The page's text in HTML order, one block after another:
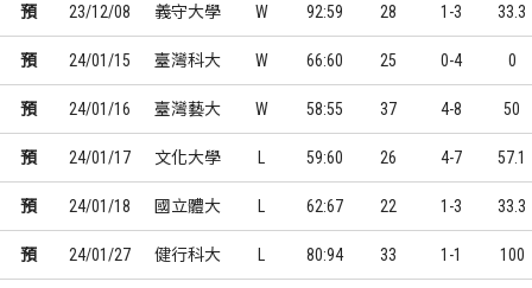
預 23/12/08 義守大學 W 92:59 28 1-3 33.3
預 24/01/15 臺灣科大 W 66:60 25 0-4 0
預 24/01/16 臺灣藝大 W 58:55 37 4-8 50
預 24/01/17 文化大學 59:60 26 4-7 57.1
預 24/01/18 國立體大 62:67 22 1-3 33.3
預 24/01/27 健行科大 80:94 33 1-1 100